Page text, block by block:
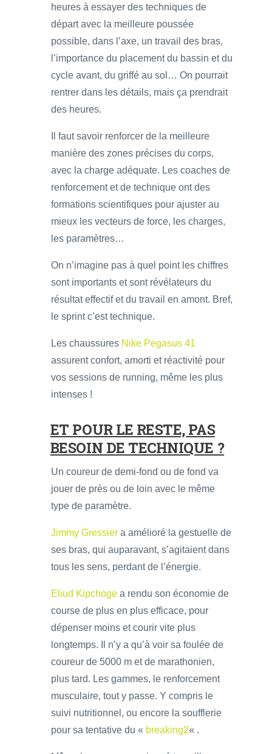
heures à essayer des techniques de
départ avec la meilleure poussée
possible, dans l’axe, un travail des bras,
l’importance du placement du bassin et du
cycle avant, du griffé au sol… On pourrait
rentrer dans les détails, mais ça prendrait
des heures.
Il faut savoir renforcer de la meilleure
manière des zones précises du corps,
avec la charge adéquate. Les coaches de
renforcement et de technique ont des
formations scientifiques pour ajuster au
mieux les vecteurs de force, les charges,
les paramètres…
On n’imagine pas à quel point les chiffres
sont importants et sont révélateurs du
résultat effectif et du travail en amont. Bref,
le sprint c’est technique.
Les chaussures Nike Pegasus 41
assurent confort, amorti et réactivité pour
vos sessions de running, même les plus
intenses !
ET POUR LE RESTE, PAS
BESOIN DE TECHNIQUE ?
Un coureur de demi-fond ou de fond va
jouer de près ou de loin avec le même
type de paramètre.
Jimmy Gressier a amélioré la gestuelle de
ses bras, qui auparavant, s’agitaient dans
tous les sens, perdant de l’énergie.
Eliud Kipchoge a rendu son économie de
course de plus en plus efficace, pour
dépenser moins et courir vite plus
longtemps. Il n’y a qu’à voir sa foulée de
coureur de 5000 m et de marathonien,
plus tard. Les gammes, le renforcement
musculaire, tout y passe. Y compris le
suivi nutritionnel, ou encore la soufflerie
pour sa tentative du « breaking2« .